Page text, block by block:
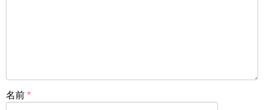
名前 *